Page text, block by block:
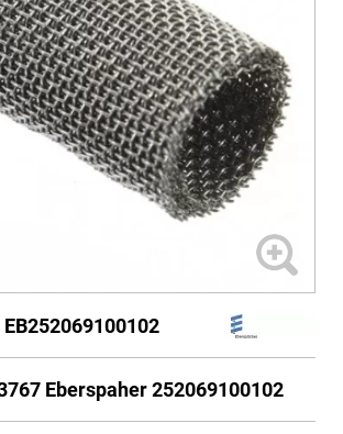
EB252069100102
Eberspaher 252069100102